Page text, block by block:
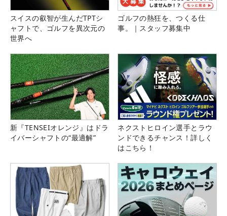
スイスの叡智が生んだTPTシ
ャフトで、ゴルフを異次元の
世界へ
ゴルフの熱狂を、つくる仕
事。｜スタッフ募集中
新『TENSEIオレンジ』はドラ
イバーシャフトの“最適解”
ネクストヒロイン選手とラウ
ンドできるチャンス！詳しく
はこちら！